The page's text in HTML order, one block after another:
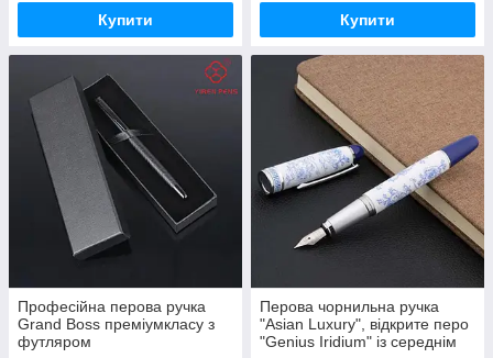
Купити Купити
Професійна перова ручка
Grand Boss преміумкласу з
футляром
Перова чорнильна ручка
"Asian Luxury", відкрите перо
"Genius Iridium" із середнім